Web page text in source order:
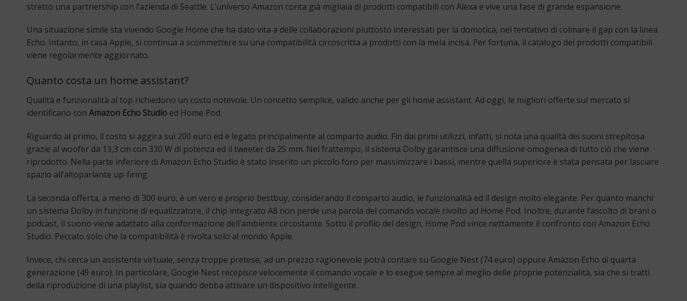
stretto una partnership con l’azienda di Seattle. L’universo Amazon conta già migliaia di prodotti compatibili con Alexa e vive una fase di grande espansione.
Una situazione simile sta vivendo Google Home che ha dato vita a delle collaborazioni piuttosto interessati per la domotica, nel tentativo di colmare il gap con la linea
Echo. Intanto, in casa Apple, si continua a scommettere su una compatibilità circoscritta a prodotti con la mela incisa. Per fortuna, il catalogo dei prodotti compatibili
viene regolarmente aggiornato.
Quanto costa un home assistant?
Qualità e funzionalità al top richiedono un costo notevole. Un concetto semplice, valido anche per gli home assistant. Ad oggi, le migliori offerte sul mercato si
identificano con Amazon Echo Studio ed Home Pod.
Riguardo al primo, il costo si aggira sui 200 euro ed è legato principalmente al comparto audio. Fin dai primi utilizzi, infatti, si nota una qualità dei suoni strepitosa
grazie al woofer da 13,3 cm con 330 W di potenza ed il tweeter da 25 mm. Nel frattempo, il sistema Dolby garantisce una diffusione omogenea di tutto ciò che viene
riprodotto. Nella parte inferiore di Amazon Echo Studio è stato inserito un piccolo foro per massimizzare i bassi, mentre quella superiore è stata pensata per lasciare
spazio all’altoparlante up-firing.
La seconda offerta, a meno di 300 euro, è un vero e proprio bestbuy, considerando il comparto audio, le funzionalità ed il design molto elegante. Per quanto manchi
un sistema Dolby in funzione di equalizzatore, il chip integrato A8 non perde una parola del comando vocale rivolto ad Home Pod. Inoltre, durante l’ascolto di brani o
podcast, il suono viene adattato alla conformazione dell’ambiente circostante. Sotto il profilo del design, Home Pod vince nettamente il confronto con Amazon Echo
Studio. Peccato solo che la compatibilità è rivolta solo al mondo Apple.
Invece, chi cerca un assistente virtuale, senza troppe pretese, ad un prezzo ragionevole potrà contare su Google Nest (74 euro) oppure Amazon Echo di quarta
generazione (49 euro). In particolare, Google Nest recepisce velocemente il comando vocale e lo esegue sempre al meglio delle proprie potenzialità, sia che si tratti
della riproduzione di una playlist, sia quando debba attivare un dispositivo intelligente.